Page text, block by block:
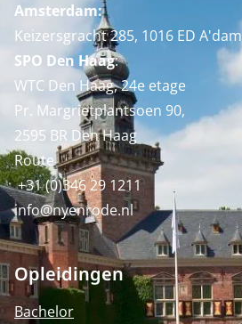
Amsterdam:
Keizersgracht 285, 1016 ED A'dam
SPO Den Haag:
WTC Den Haag, 24e etage
Pr. Margrietplantsoen 90,
2595 BR Den Haag
Route
+31 (0)346 29 1211
info@nyenrode.nl
Opleidingen
Bachelor